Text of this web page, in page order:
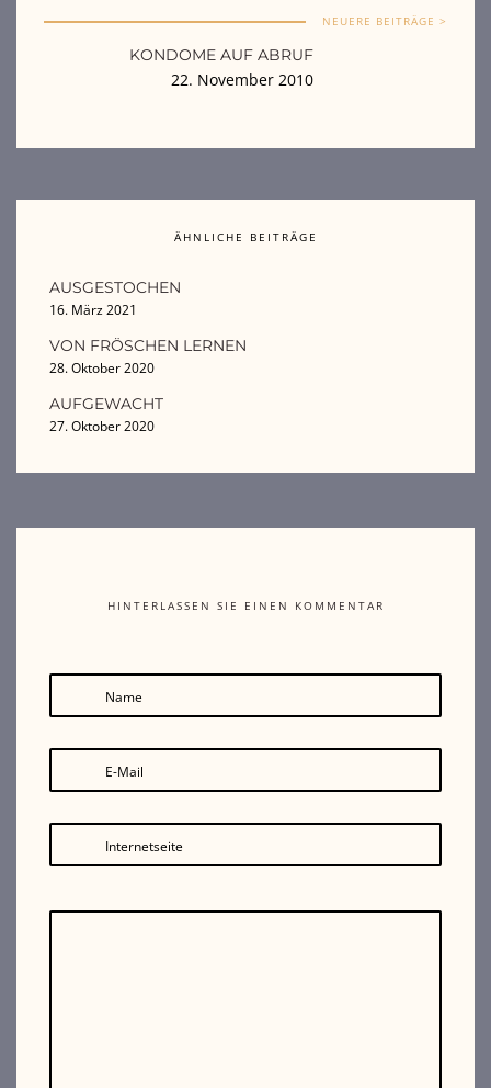
NEUERE BEITRÄGE >
KONDOME AUF ABRUF
22. November 2010
ÄHNLICHE BEITRÄGE
AUSGESTOCHEN
16. März 2021
VON FRÖSCHEN LERNEN
28. Oktober 2020
AUFGEWACHT
27. Oktober 2020
HINTERLASSEN SIE EINEN KOMMENTAR
Name
E-Mail
Internetseite